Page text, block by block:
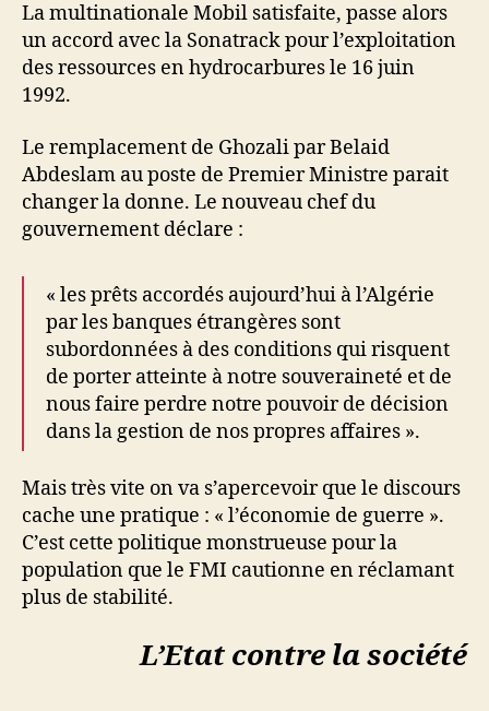
La multinationale Mobil satisfaite, passe alors
un accord avec la Sonatrack pour l’exploitation
des ressources en hydrocarbures le 16 juin
1992.
Le remplacement de Ghozali par Belaid
Abdeslam au poste de Premier Ministre parait
changer la donne. Le nouveau chef du
gouvernement déclare :
« les prêts accordés aujourd’hui à l’Algérie
par les banques étrangères sont
subordonnées à des conditions qui risquent
de porter atteinte à notre souveraineté et de
nous faire perdre notre pouvoir de décision
dans la gestion de nos propres affaires ».
Mais très vite on va s’apercevoir que le discours
cache une pratique : « l’économie de guerre ».
C’est cette politique monstrueuse pour la
population que le FMI cautionne en réclamant
plus de stabilité.
L’Etat contre la société